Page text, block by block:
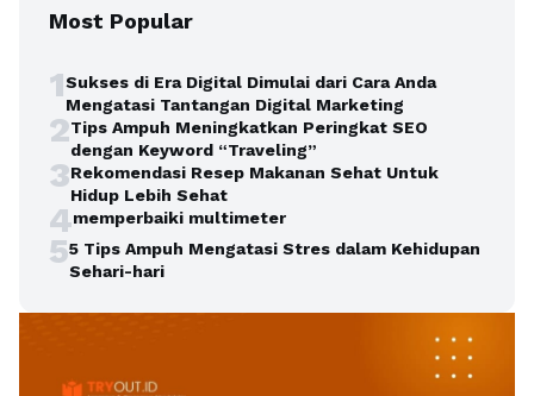
Most Popular
1Sukses di Era Digital Dimulai dari Cara Anda
Mengatasi Tantangan Digital Marketing
2Tips Ampuh Meningkatkan Peringkat SEO
dengan Keyword “Traveling”
3Rekomendasi Resep Makanan Sehat Untuk
Hidup Lebih Sehat
4memperbaiki multimeter
55 Tips Ampuh Mengatasi Stres dalam Kehidupan
Sehari-hari